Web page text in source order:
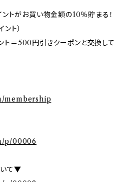
トがお買い物金額の10％貯まる！
ト）
ト＝500円引きクーポンと交換して
membership
p/00006
いて▼